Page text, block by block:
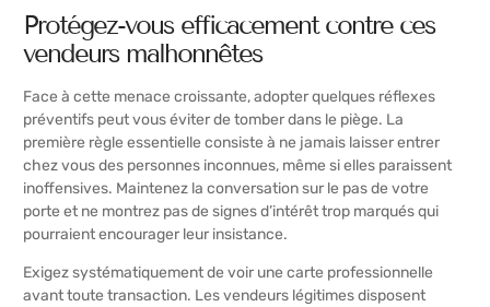
Protégez-vous efficacement contre ces
vendeurs malhonnêtes
Face à cette menace croissante, adopter quelques réflexes
préventifs peut vous éviter de tomber dans le piège. La
première règle essentielle consiste à ne jamais laisser entrer
chez vous des personnes inconnues, même si elles paraissent
inoffensives. Maintenez la conversation sur le pas de votre
porte et ne montrez pas de signes d’intérêt trop marqués qui
pourraient encourager leur insistance.
Exigez systématiquement de voir une carte professionnelle
avant toute transaction. Les vendeurs légitimes disposent